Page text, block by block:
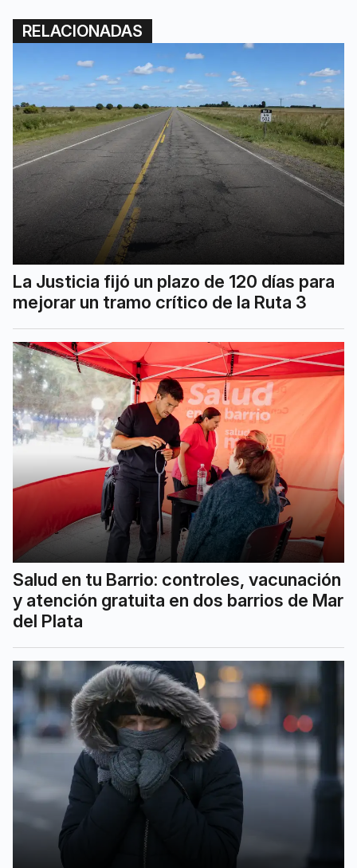
RELACIONADAS
La Justicia fijó un plazo de 120 días para
mejorar un tramo crítico de la Ruta 3
Salud en tu Barrio: controles, vacunación
y atención gratuita en dos barrios de Mar
del Plata